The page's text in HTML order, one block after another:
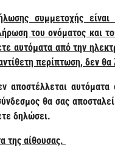
συμμετοχής είναι
του ονόματος και
αυτόματα από την
περίπτωση, δεν θα
αποστέλλεται
θα σας
δηλώσει.
της αίθουσας.